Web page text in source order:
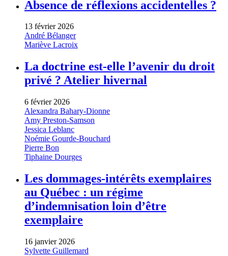
Absence de réflexions accidentelles ?
13 février 2026
André Bélanger
Mariève Lacroix
La doctrine est-elle l’avenir du droit
privé ? Atelier hivernal
6 février 2026
Alexandra Bahary-Dionne
Amy Preston-Samson
Jessica Leblanc
Noémie Gourde-Bouchard
Pierre Bon
Tiphaine Dourges
Les dommages-intérêts exemplaires
au Québec : un régime
d’indemnisation loin d’être
exemplaire
16 janvier 2026
Sylvette Guillemard